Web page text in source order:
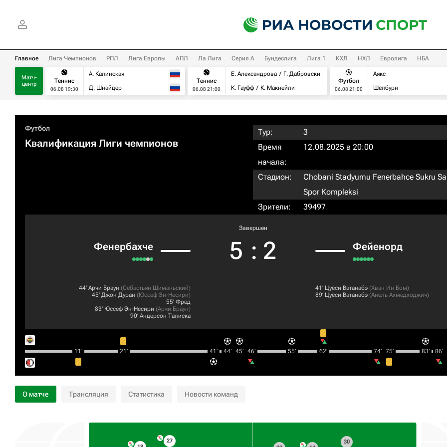
Главное Лига Чемпионов РПЛ Лига Европы АПЛ Ла Лига Серия А Бундеслига Лига 1 КХЛ НХЛ Евролига НБА
Матч-
центр
Теннис
06.08 19:30
А. Калинская
Д. Шнайдер
Теннис
06.08 21:00
Е. Александрова
Г. Дабровски
К. Гауфф
К. Макнейли
Футбол
06.08 21:00
Аякс
Шелбурн
Футбол
Квалификация Лиги чемпионов
Тур:
3
Время
начала:
12.08.2025 в 20:00
Стадион:
Chobani Stadyumu Fenerbahce Sukru
Spor Kompleksi
Зрители:
39497
Фенербахче
Завершен
5 : 2 Фейенорд
44‎’‎ Арчи Браун (Себастьян Шиманьский)
45‎’‎ Джон Дуран (Юссеф Эн-Несири)
55‎’‎ Фред
83‎’‎ Юссеф Эн-Несири (Арчи Браун)
90‎’‎ Андерсон Талиска
41‎’‎ Цуёси Ватанабэ (Хван Ин Бом)
89‎’‎ Цуёси Ватанабэ (Анель Ахмедходжич)
11‎’‎ 21‎’‎ 41‎’‎ 44‎’‎ 45‎’‎ 46‎’‎ 55‎’‎ 62‎’‎ 74‎’‎ 75‎’‎ 83‎’‎ 86‎’‎
О матче Трансляция Статистика Новости команд
27 30